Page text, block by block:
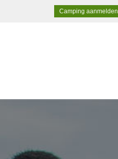
Camping aanmelden